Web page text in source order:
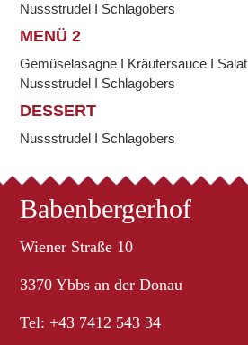
Nussstrudel I Schlagobers
MENÜ 2
Gemüselasagne I Kräutersauce I Salat
Nussstrudel I Schlagobers
DESSERT
Nussstrudel I Schlagobers
Babenbergerhof
Wiener Straße 10
3370 Ybbs an der Donau
Tel: +43 7412 543 34